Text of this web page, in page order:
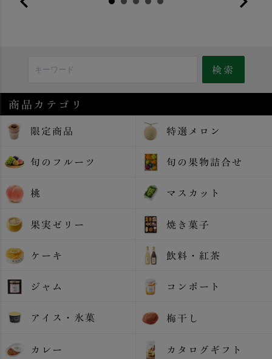
商品カテゴリ
限定商品 特選メロン
旬のフルーツ 旬の果物詰合せ
桃 マスカット
果実ゼリー 焼き菓子
ケーキ 飲料・紅茶
ジャム コンポート
アイス・氷菓 梅干し
カレー カタログギフト